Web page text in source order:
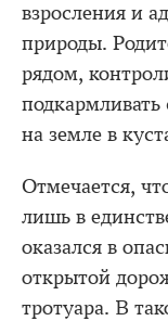
взросления и
природы.
рядом,
на земле в
Отмечается,
лишь в
оказался в
открытой
тротуара. В